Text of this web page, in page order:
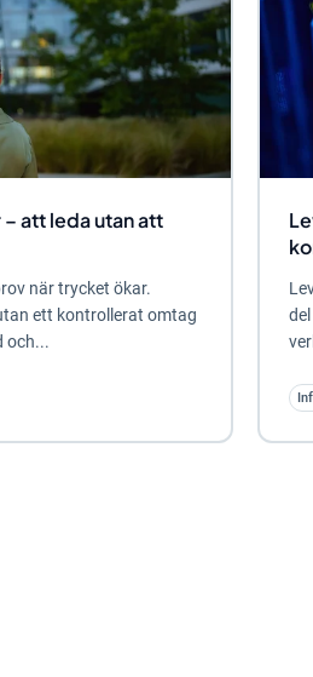
att leda utan att
när trycket ökar.
ett kontrollerat omtag
och...